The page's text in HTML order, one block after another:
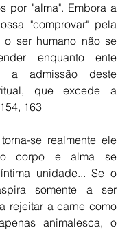
por "alma". Embora a
"comprovar" pela
o ser humano não se
enquanto ente
a admissão deste
que excede a
163
se realmente ele
corpo e alma se
unidade... Se o
somente a ser
rejeitar a carne como
animalesca, o